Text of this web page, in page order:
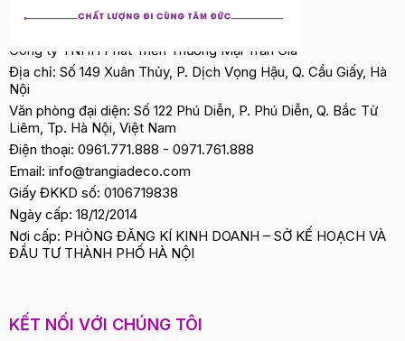
Công ty TNHH Phát Triển Thương Mại Trần Gia
Địa chỉ: Số 149 Xuân Thủy, P. Dịch Vọng Hậu, Q. Cầu Giấy, Hà
Nội
Văn phòng đại diện: Số 122 Phú Diễn, P. Phú Diễn, Q. Bắc Từ
Liêm, Tp. Hà Nội, Việt Nam
Điện thoại: 0961.771.888 - 0971.761.888
Email: info@trangiadeco.com
Giấy ĐKKD số: 0106719838
Ngày cấp: 18/12/2014
Nơi cấp: PHÒNG ĐĂNG KÍ KINH DOANH – SỞ KẾ HOẠCH VÀ
ĐẦU TƯ THÀNH PHỐ HÀ NỘI
KẾT NỐI VỚI CHÚNG TÔI